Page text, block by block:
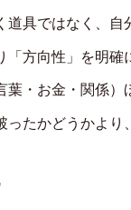
道具ではなく、自
「方向性」を明
葉・お金・関係）
ったかどうかより